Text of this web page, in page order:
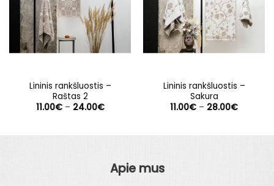
Lininis rankšluostis –
Raštas 2
11.00€ – 24.00€Price
Lininis rankšluostis –
Sakura
11.00€ – 28.00€Price
Apie mus